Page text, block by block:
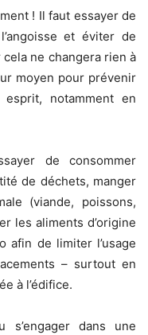
! Il faut essayer de
et éviter de
ne changera rien à
moyen pour prévenir
notamment en
de consommer
de déchets, manger
(viande, poissons,
les aliments d’origine
afin de limiter l’usage
– surtout en
à l’édifice.
dans une